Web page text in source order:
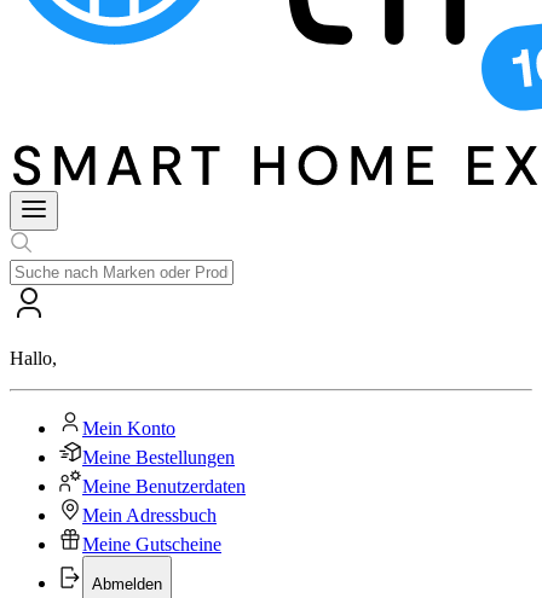
Hallo,
Mein Konto
Meine Bestellungen
Meine Benutzerdaten
Mein Adressbuch
Meine Gutscheine
Abmelden